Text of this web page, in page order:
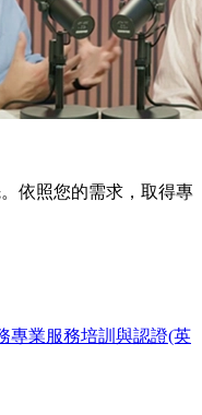
依照您的需求，取得專
專業服務培訓與認證(英